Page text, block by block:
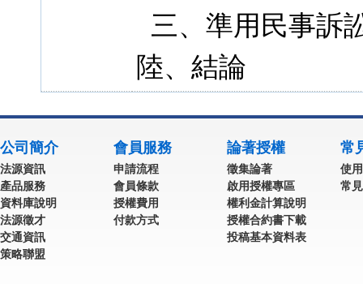
三、準用民事訴
陸、結論
公司簡介
法源資訊
產品服務
資料庫說明
法源徵才
交通資訊
策略聯盟
會員服務
申請流程
會員條款
授權費用
付款方式
論著授權
徵集論著
啟用授權專區
權利金計算說明
授權合約書下載
投稿基本資料表
常
使
常